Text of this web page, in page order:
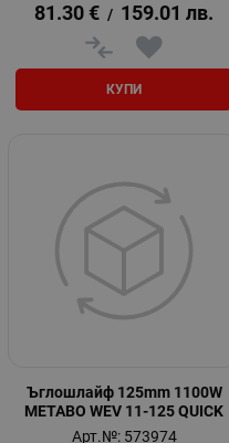
81.30 € / 159.01 лв.
КУПИ
Ъглошлайф 125mm 1100W
METABO WEV 11-125 QUICK
Арт.№: 573974